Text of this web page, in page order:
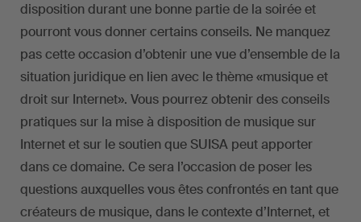
disposition durant une bonne partie de la soirée et
pourront vous donner certains conseils. Ne manquez
pas cette occasion d’obtenir une vue d’ensemble de la
situation juridique en lien avec le thème «musique et
droit sur Internet». Vous pourrez obtenir des conseils
pratiques sur la mise à disposition de musique sur
Internet et sur le soutien que SUISA peut apporter
dans ce domaine. Ce sera l’occasion de poser les
questions auxquelles vous êtes confrontés en tant que
créateurs de musique, dans le contexte d’Internet, et